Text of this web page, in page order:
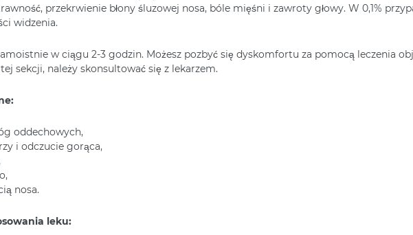
przekrwienie błony śluzowej nosa, bóle mięśni i zawroty głowy. W 0,1%
widzenia.
w ciągu 2-3 godzin. Możesz pozbyć się dyskomfortu za pomocą leczenia
sekcji, należy skonsultować się z lekarzem.
oddechowych,
i odczucie gorąca,
nosa.
leku: